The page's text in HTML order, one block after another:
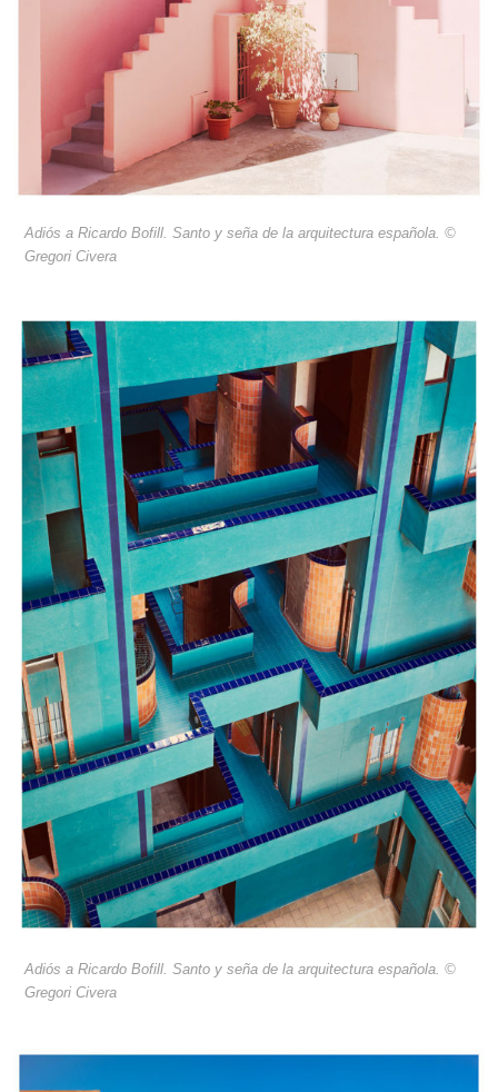
Adiós a Ricardo Bofill. Santo y seña de la arquitectura española. ©
Gregori Civera
Adiós a Ricardo Bofill. Santo y seña de la arquitectura española. ©
Gregori Civera